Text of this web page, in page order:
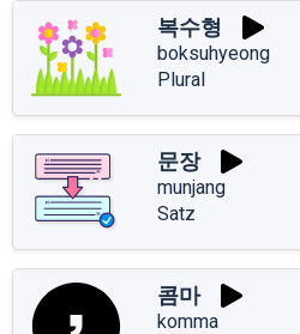
복수형
boksuhyeong
Plural
문장
munjang
Satz
콤마
komma